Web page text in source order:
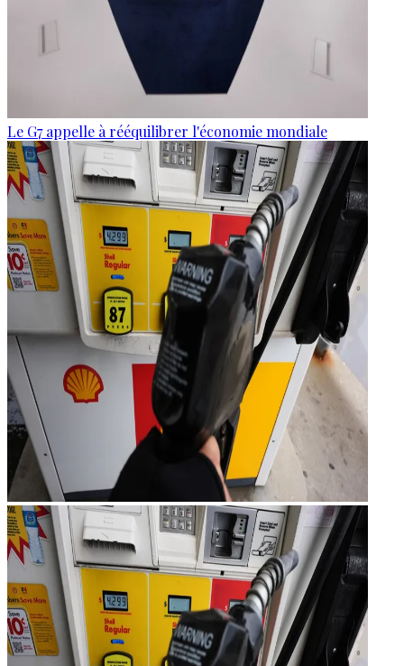
Le G7 appelle à rééquilibrer l'économie mondiale